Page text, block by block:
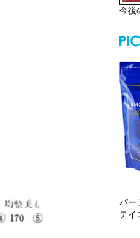
今後
パー
テイ